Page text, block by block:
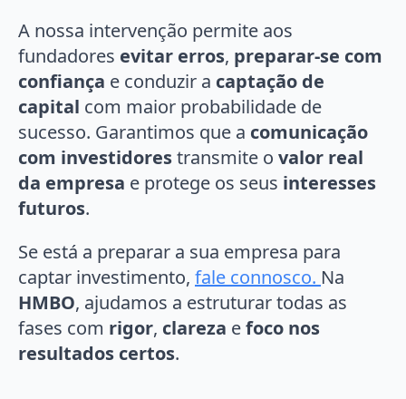
A nossa intervenção permite aos
fundadores evitar erros, preparar-se com
confiança e conduzir a captação de
capital com maior probabilidade de
sucesso. Garantimos que a comunicação
com investidorestransmite o valor real
da empresa e protege os seus interesses
futuros.
Se está a preparar a sua empresa para
captar investimento, fale connosco. Na
HMBO, ajudamos a estruturar todas as
fases com rigor, clareza efoco nos
resultados certos.